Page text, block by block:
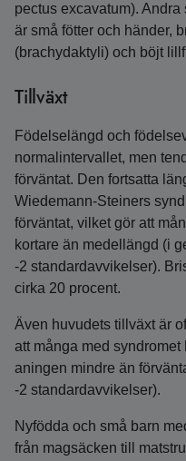
pectus excavatum).
är små fötter och händer,
(brachydaktyli) och böjt
Tillväxt
Födelselängd och
normalintervallet, men
förväntat. Den fortsatta
Wiedemann‑Steiners
förväntat, vilket gör att
kortare än medellängd (i
-2 standardavvikelser).
cirka 20 procent.
Även huvudets tillväxt är
att många med
aningen mindre än
-2 standardavvikelser).
Nyfödda och små barn
från magsäcken till